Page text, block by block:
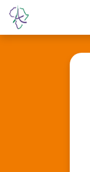
Se rendre au contenu